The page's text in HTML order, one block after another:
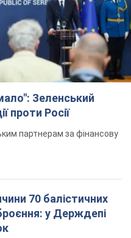
Зеленський
проти Росії
партнерам за фінансову
70 балістичних
у Держдепі